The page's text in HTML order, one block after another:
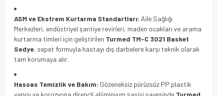
ASM ve Ekstrem Kurtarma Standartları: Aile Sağlığı
Merkezleri, endüstriyel şantiye revirleri, maden ocakları ve arama
kurtarma timleri için geliştirilen Turmed TM-C 3021 Basket
Sedye, sepet formuyla hastayı dış darbelere karşı teknik olarak
tam korumaya alır.
Hassas Temizlik ve Bakım: Gözeneksiz pürüzsüz PP plastik
yapısı ve korozyona dirençli alüminyum şasisi sayesinde Turmed